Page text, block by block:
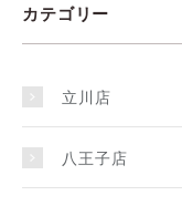
カテゴリー
立川店
八王子店